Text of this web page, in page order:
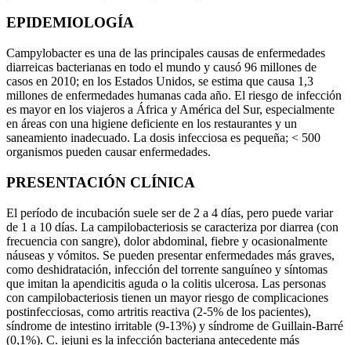
EPIDEMIOLOGÍA
Campylobacter es una de las principales causas de enfermedades
diarreicas bacterianas en todo el mundo y causó 96 millones de
casos en 2010; en los Estados Unidos, se estima que causa 1,3
millones de enfermedades humanas cada año. El riesgo de infección
es mayor en los viajeros a África y América del Sur, especialmente
en áreas con una higiene deficiente en los restaurantes y un
saneamiento inadecuado. La dosis infecciosa es pequeña; < 500
organismos pueden causar enfermedades.
PRESENTACIÓN CLÍNICA
El período de incubación suele ser de 2 a 4 días, pero puede variar
de 1 a 10 días. La campilobacteriosis se caracteriza por diarrea (con
frecuencia con sangre), dolor abdominal, fiebre y ocasionalmente
náuseas y vómitos. Se pueden presentar enfermedades más graves,
como deshidratación, infección del torrente sanguíneo y síntomas
que imitan la apendicitis aguda o la colitis ulcerosa. Las personas
con campilobacteriosis tienen un mayor riesgo de complicaciones
postinfecciosas, como artritis reactiva (2-5% de los pacientes),
síndrome de intestino irritable (9-13%) y síndrome de Guillain-Barré
(0,1%). C. jejuni es la infección bacteriana antecedente más